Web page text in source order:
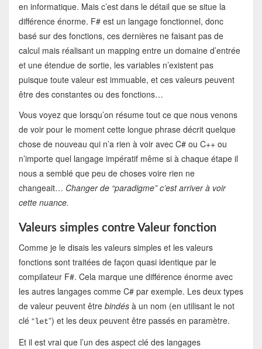
en informatique. Mais c’est dans le détail que se situe la
différence énorme. F# est un langage fonctionnel, donc
basé sur des fonctions, ces dernières ne faisant pas de
calcul mais réalisant un mapping entre un domaine d’entrée
et une étendue de sortie, les variables n’existent pas
puisque toute valeur est immuable, et ces valeurs peuvent
être des constantes ou des fonctions…
Vous voyez que lorsqu’on résume tout ce que nous venons
de voir pour le moment cette longue phrase décrit quelque
chose de nouveau qui n’a rien à voir avec C# ou C++ ou
n’importe quel langage impératif même si à chaque étape il
nous a semblé que peu de choses voire rien ne
changeait… Changer de “paradigme” c’est arriver à voir
cette nuance.
Valeurs simples contre Valeur fonction
Comme je le disais les valeurs simples et les valeurs
fonctions sont traitées de façon quasi identique par le
compilateur F#. Cela marque une différence énorme avec
les autres langages comme C# par exemple. Les deux types
de valeur peuvent être bindésà un nom (en utilisant le not
clé “let”) et les deux peuvent être passés en paramètre.
Et il est vrai que l’un des aspect clé des langages